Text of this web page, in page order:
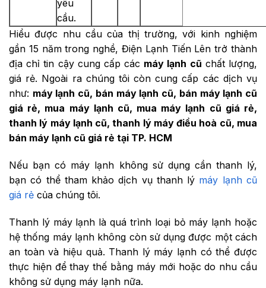
yêu
cầu.
Hiểu được nhu cầu của thị trường, với kinh nghiệm
gần 15 năm trong nghề, Điện Lạnh Tiến Lên trở thành
địa chỉ tin cậy cung cấp các máy lạnh cũ chất lượng,
giá rẻ. Ngoài ra chúng tôi còn cung cấp các dịch vụ
như: máy lạnh cũ, bán máy lạnh cũ, bán máy lạnh cũ
giá rẻ, mua máy lạnh cũ, mua máy lạnh cũ giá rẻ,
thanh lý máy lạnh cũ, thanh lý máy điều hoà cũ, mua
bán máy lạnh cũ giá rẻ tại TP. HCM
Nếu bạn có máy lạnh không sử dụng cần thanh lý,
bạn có thể tham khảo dịch vụ thanh lý máy lạnh cũ
giá rẻ của chúng tôi.
Thanh lý máy lạnh là quá trình loại bỏ máy lạnh hoặc
hệ thống máy lạnh không còn sử dụng được một cách
an toàn và hiệu quả. Thanh lý máy lạnh có thể được
thực hiện để thay thế bằng máy mới hoặc do nhu cầu
không sử dụng máy lạnh nữa.